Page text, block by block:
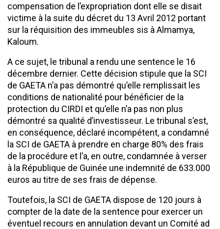
compensation de l’expropriation dont elle se disait
victime à la suite du décret du 13 Avril 2012 portant
sur la réquisition des immeubles sis à Almamya,
Kaloum.
A ce sujet, le tribunal a rendu une sentence le 16
décembre dernier. Cette décision stipule que la SCI
de GAETA n’a pas démontré qu’elle remplissait les
conditions de nationalité pour bénéficier de la
protection du CIRDI et qu’elle n’a pas non plus
démontré sa qualité d’investisseur. Le tribunal s’est,
en conséquence, déclaré incompétent, a condamné
la SCI de GAETA à prendre en charge 80% des frais
de la procédure et l’a, en outre, condamnée à verser
à la République de Guinée une indemnité de 633.000
euros au titre de ses frais de dépense.
Toutefois, la SCI de GAETA dispose de 120 jours à
compter de la date de la sentence pour exercer un
éventuel recours en annulation devant un Comité ad